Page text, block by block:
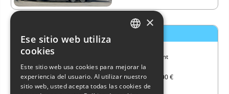
Bavaria 49
14,95 mt
Año2003
Precio119.000 €
FRENCH
×
Ese sitio web utiliza
cookies
Este sitio web usa cookies para mejorar la
experiencia del usuario. Al utilizar nuestro
sitio web, usted acepta todas las cookies de